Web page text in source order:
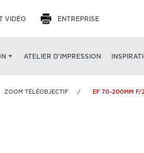
VIDÉO ENTREPRISE
ATELIER D’IMPRESSION
F/2.8L IS II USM VUE D'ENSEMBLE
ZOOM TÉLÉOBJECTIF EF 70-200MM F/